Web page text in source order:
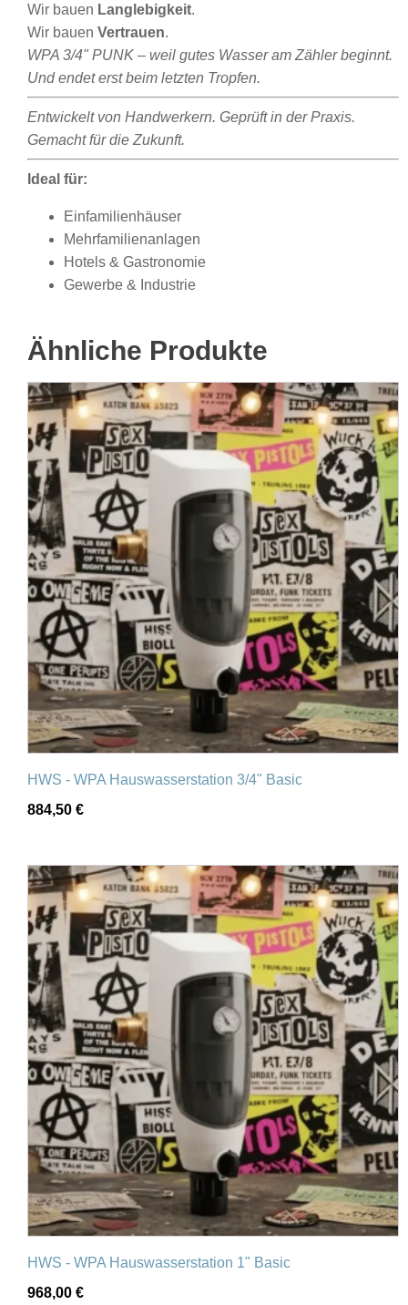
Wir bauen Langlebigkeit.
Wir bauen Vertrauen.
WPA 3/4" PUNK – weil gutes Wasser am Zähler beginnt.
Und endet erst beim letzten Tropfen.
Entwickelt von Handwerkern. Geprüft in der Praxis.
Gemacht für die Zukunft.
Ideal für:
Einfamilienhäuser
Mehrfamilienanlagen
Hotels & Gastronomie
Gewerbe & Industrie
Ähnliche Produkte
HWS - WPA Hauswasserstation 3/4" Basic
884,50 €
HWS - WPA Hauswasserstation 1" Basic
968,00 €